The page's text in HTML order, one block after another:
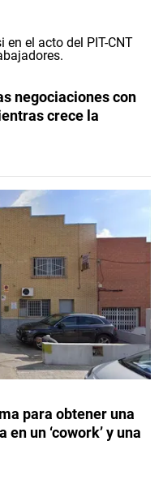
negociaciones con
crece la
para obtener una
un ‘cowork’ y una